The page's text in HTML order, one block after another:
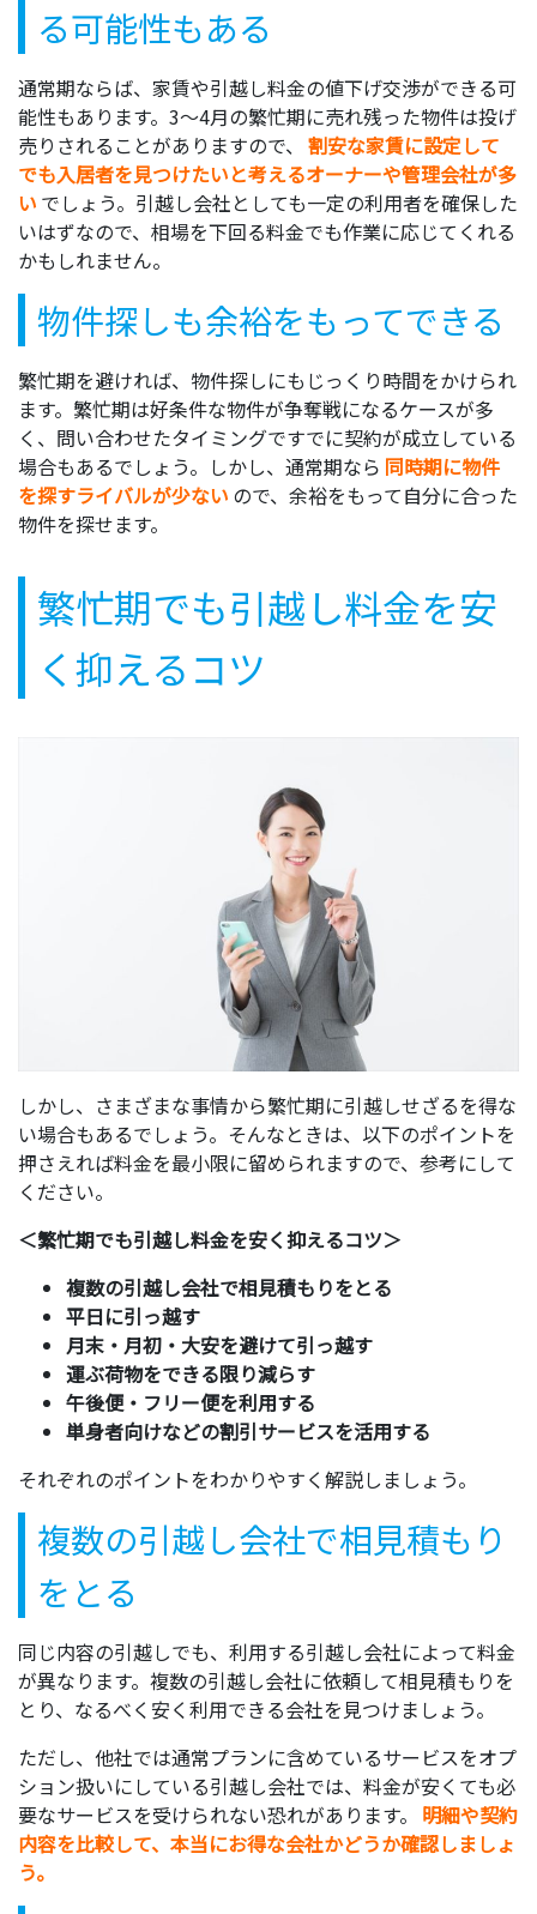
る可能性もある
通常期ならば、家賃や引越し料金の値下げ交渉ができる可
能性もあります。3～4月の繁忙期に売れ残った物件は投げ
売りされることがありますので、 割安な家賃に設定して
でも入居者を見つけたいと考えるオーナーや管理会社が多
い でしょう。引越し会社としても一定の利用者を確保した
いはずなので、相場を下回る料金でも作業に応じてくれる
かもしれません。
物件探しも余裕をもってできる
繁忙期を避ければ、物件探しにもじっくり時間をかけられ
ます。繁忙期は好条件な物件が争奪戦になるケースが多
く、問い合わせたタイミングですでに契約が成立している
場合もあるでしょう。しかし、通常期なら 同時期に物件
を探すライバルが少ない ので、余裕をもって自分に合った
物件を探せます。
繁忙期でも引越し料金を安
く抑えるコツ
しかし、さまざまな事情から繁忙期に引越しせざるを得な
い場合もあるでしょう。そんなときは、以下のポイントを
押さえれば料金を最小限に留められますので、参考にして
ください。
＜繁忙期でも引越し料金を安く抑えるコツ＞
複数の引越し会社で相見積もりをとる
平日に引っ越す
月末・月初・大安を避けて引っ越す
運ぶ荷物をできる限り減らす
午後便・フリー便を利用する
単身者向けなどの割引サービスを活用する
それぞれのポイントをわかりやすく解説しましょう。
複数の引越し会社で相見積もり
をとる
同じ内容の引越しでも、利用する引越し会社によって料金
が異なります。複数の引越し会社に依頼して相見積もりを
とり、なるべく安く利用できる会社を見つけましょう。
ただし、他社では通常プランに含めているサービスをオプ
ション扱いにしている引越し会社では、料金が安くても必
要なサービスを受けられない恐れがあります。 明細や契約
内容を比較して、本当にお得な会社かどうか確認しましょ
う。